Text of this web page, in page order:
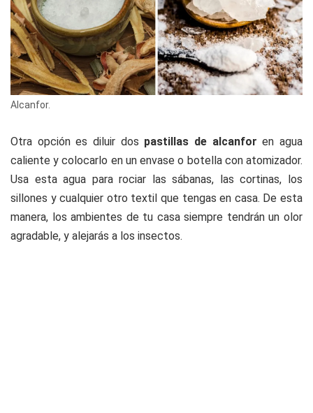
Alcanfor.
Otra opción es diluir dos pastillas de alcanforen agua
caliente y colocarlo en un envase o botella con atomizador.
Usa esta agua para rociar las sábanas, las cortinas, los
sillones y cualquier otro textil que tengas en casa. De esta
manera, los ambientes de tu casa siempre tendrán un olor
agradable, y alejarás a los insectos.